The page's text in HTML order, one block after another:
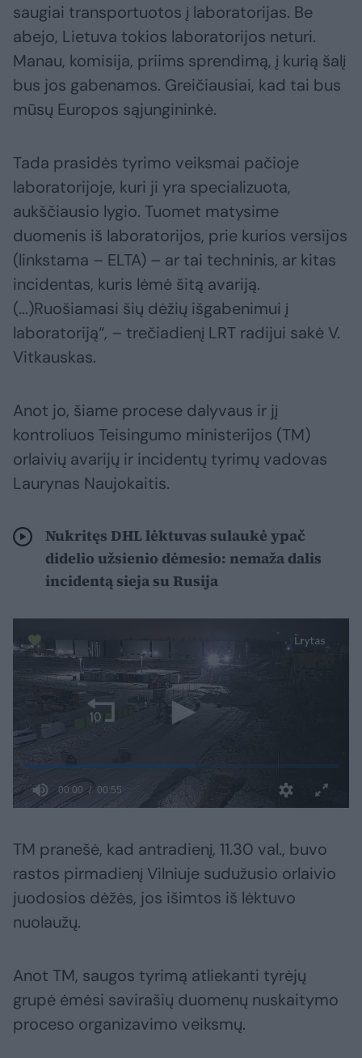
saugiai transportuotos į laboratorijas. Be
abejo, Lietuva tokios laboratorijos neturi.
Manau, komisija, priims sprendimą, į kurią šalį
bus jos gabenamos. Greičiausiai, kad tai bus
mūsų Europos sąjungininkė.
Tada prasidės tyrimo veiksmai pačioje
laboratorijoje, kuri ji yra specializuota,
aukščiausio lygio. Tuomet matysime
duomenis iš laboratorijos, prie kurios versijos
(linkstama – ELTA) – ar tai techninis, ar kitas
incidentas, kuris lėmė šitą avariją.
(...)Ruošiamasi šių dėžių išgabenimui į
laboratoriją“, – trečiadienį LRT radijui sakė V.
Vitkauskas.
Anot jo, šiame procese dalyvaus ir jį
kontroliuos Teisingumo ministerijos (TM)
orlaivių avarijų ir incidentų tyrimų vadovas
Laurynas Naujokaitis.
Nukritęs DHL lėktuvas sulaukė ypač
didelio užsienio dėmesio: nemaža dalis
incidentą sieja su Rusija
TM pranešė, kad antradienį, 11.30 val., buvo
rastos pirmadienį Vilniuje sudužusio orlaivio
juodosios dėžės, jos išimtos iš lėktuvo
nuolaužų.
Anot TM, saugos tyrimą atliekanti tyrėjų
grupė ėmėsi savirašių duomenų nuskaitymo
proceso organizavimo veiksmų.